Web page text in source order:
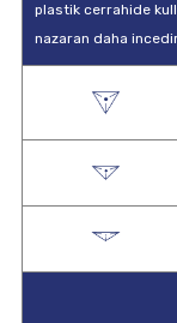
plastik cerrahide
nazaran daha